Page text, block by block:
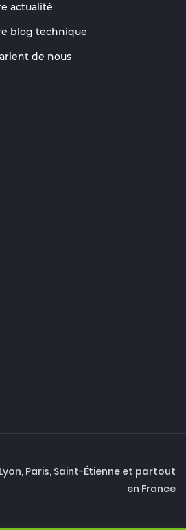
actualité
blog technique
de nous
Paris, Saint-Étienne et partout
en France